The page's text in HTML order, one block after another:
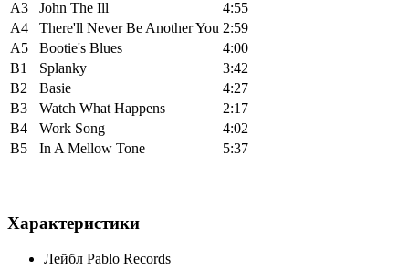
A3
John The Ill
4:55
A4
There'll Never Be Another You 2:59
A5
Bootie's Blues
4:00
B1
Splanky
3:42
B2
Basie
4:27
B3
Watch What Happens
2:17
B4
Work Song
4:02
B5
In A Mellow Tone 5:37
Характеристики
Лейбл Pablo Records